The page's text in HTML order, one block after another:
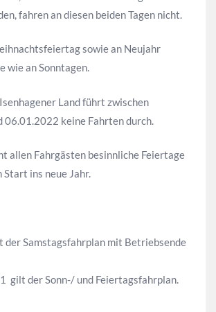
fahren an diesen beiden Tagen nicht.
sowie an Neujahr
wie an Sonntagen.
Land führt zwischen
06.01.2022 keine Fahrten durch.
allen Fahrgästen besinnliche Feiertage
Start ins neue Jahr.
Samstagsfahrplan mit Betriebsende
gilt der Sonn-/ und Feiertagsfahrplan.